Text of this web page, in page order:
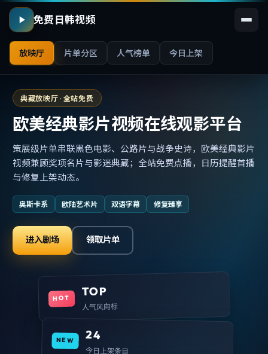
免费日韩视频
放映厅 片单分区 人气榜单 今日上架
典藏放映厅 · 全站免费
欧美经典影片视频在线观影平台
策展级片单串联黑色电影、公路片与战争史诗，欧美经典影片
视频兼顾奖项名片与影迷典藏；全站免费点播，日历提醒首播
与修复上架动态。
奥斯卡系 欧陆艺术片 双语字幕 修复臻享
进入剧场 领取片单
HOT TOP
人气风向标
NEW 24
今日上架条目